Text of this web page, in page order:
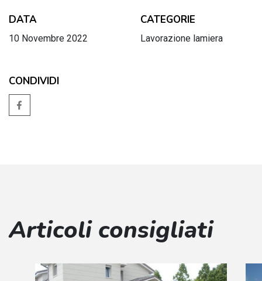
DATA
10 Novembre 2022
CATEGORIE
Lavorazione lamiera
CONDIVIDI
Articoli consigliati